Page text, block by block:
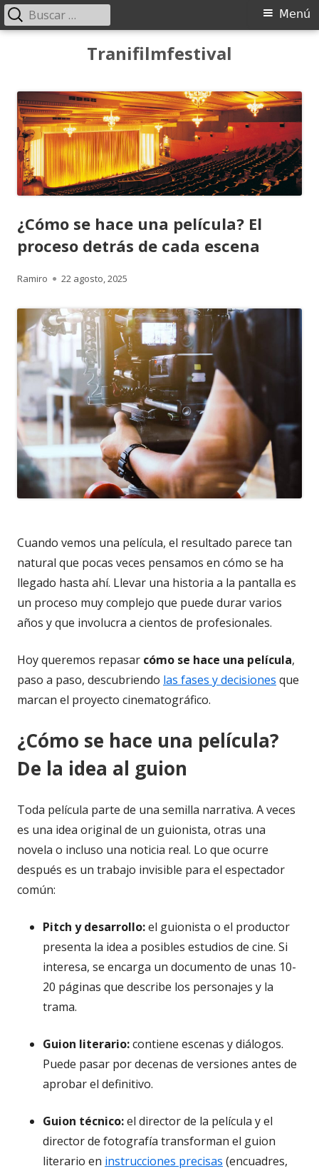
Tranifilmfestival
Menú
Menú
Buscar:
¿Cómo se hace una película? El
proceso detrás de cada escena
Autor
Ramiro
Publicado
22 agosto, 2025
Cuando vemos una película, el resultado parece tan
natural que pocas veces pensamos en cómo se ha
llegado hasta ahí. Llevar una historia a la pantalla es
un proceso muy complejo que puede durar varios
años y que involucra a cientos de profesionales.
Hoy queremos repasar cómo se hace una película,
paso a paso, descubriendo las fases y decisiones que
marcan el proyecto cinematográfico.
¿Cómo se hace una película?
De la idea al guion
Toda película parte de una semilla narrativa. A veces
es una idea original de un guionista, otras una
novela o incluso una noticia real. Lo que ocurre
después es un trabajo invisible para el espectador
común:
Pitch y desarrollo:el guionista o el productor
presenta la idea a posibles estudios de cine. Si
interesa, se encarga un documento de unas 10-
20 páginas que describe los personajes y la
trama.
Guion literario:contiene escenas y diálogos.
Puede pasar por decenas de versiones antes de
aprobar el definitivo.
Guion técnico:el director de la película y el
director de fotografía transforman el guion
literario en instrucciones precisas (encuadres,